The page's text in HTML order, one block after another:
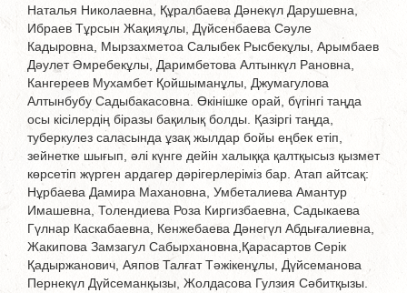
Наталья Николаевна, Құралбаева Дәнекүл Дарушевна,
Ибраев Тұрсын Жақияұлы, Дүйсенбаева Сәуле
Кадыровна, Мырзахметоа Салыбек Рысбекұлы, Арымбаев
Дәулет Әмребекұлы, Даримбетова Алтынкүл Рановна,
Кангереев Мухамбет Қойшыманұлы, Джумагулова
Алтынбубу Садыбакасовна. Өкінішке орай, бүгінгі таңда
осы кісілердің біразы бақилық болды. Қазіргі таңда,
туберкулез саласында ұзақ жылдар бойы еңбек етіп,
зейнетке шығып, әлі күнге дейін халыққа қалтқысыз қызмет
көрсетіп жүрген ардагер дәрігерлеріміз бар. Атап айтсақ:
Нұрбаева Дамира Махановна, Умбеталиева Амантур
Имашевна, Толендиева Роза Киргизбаевна, Садыкаева
Гүлнар Каскабаевна, Кенжебаева Дәнегүл Абдығалиевна,
Жакипова Замзагул Сабырхановна,Қарасартов Серік
Қадыржанович, Аяпов Талғат Тәжікенұлы, Дүйсеманова
Пернекүл Дүйсеманқызы, Жолдасова Гулзия Сәбитқызы.